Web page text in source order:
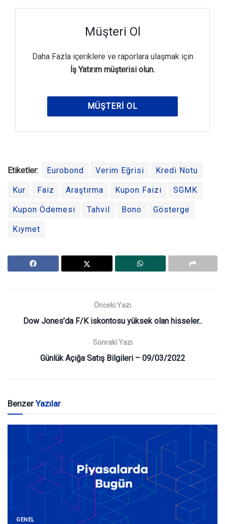
Müşteri Ol
Daha Fazla içeriklere ve raporlara ulaşmak için
İş Yatırım müşterisi olun.
MÜŞTERI OL
Etiketler: Eurobond Verim Eğrisi Kredi Notu
Kur Faiz Araştırma Kupon Faizi SGMK
Kupon Ödemesi Tahvil Bono Gösterge
Kıymet
Önceki Yazı
Dow Jones’da F/K iskontosu yüksek olan hisseler..
Sonraki Yazı
Günlük Açığa Satış Bilgileri – 09/03/2022
BenzerYazılar
GENEL